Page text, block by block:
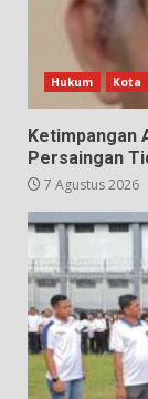
Hukum Kota
Ketimpangan
Persaingan
7 Agustus 2026